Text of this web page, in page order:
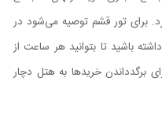
برای تور قشم توصیه می‌شود در
باشید تا بتوانید هر ساعت از
برگدداندن خریدها به هتل دچار